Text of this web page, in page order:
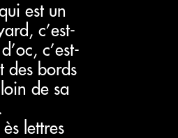
est un
c’est-
c’est-
des bords
de sa
lettres